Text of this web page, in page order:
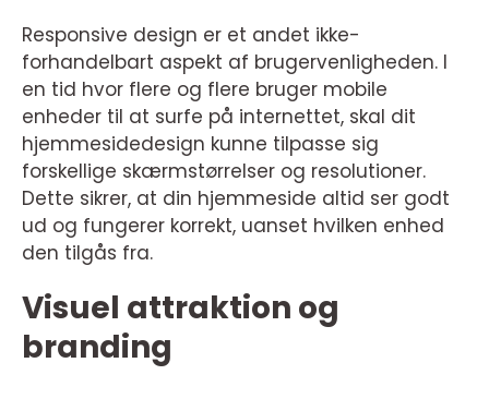
Responsive design er et andet ikke-
forhandelbart aspekt af brugervenligheden. I
en tid hvor flere og flere bruger mobile
enheder til at surfe på internettet, skal dit
hjemmesidedesign kunne tilpasse sig
forskellige skærmstørrelser og resolutioner.
Dette sikrer, at din hjemmeside altid ser godt
ud og fungerer korrekt, uanset hvilken enhed
den tilgås fra.
Visuel attraktion og
branding